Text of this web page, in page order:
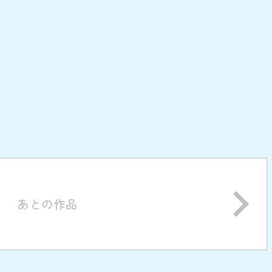
あとの作品